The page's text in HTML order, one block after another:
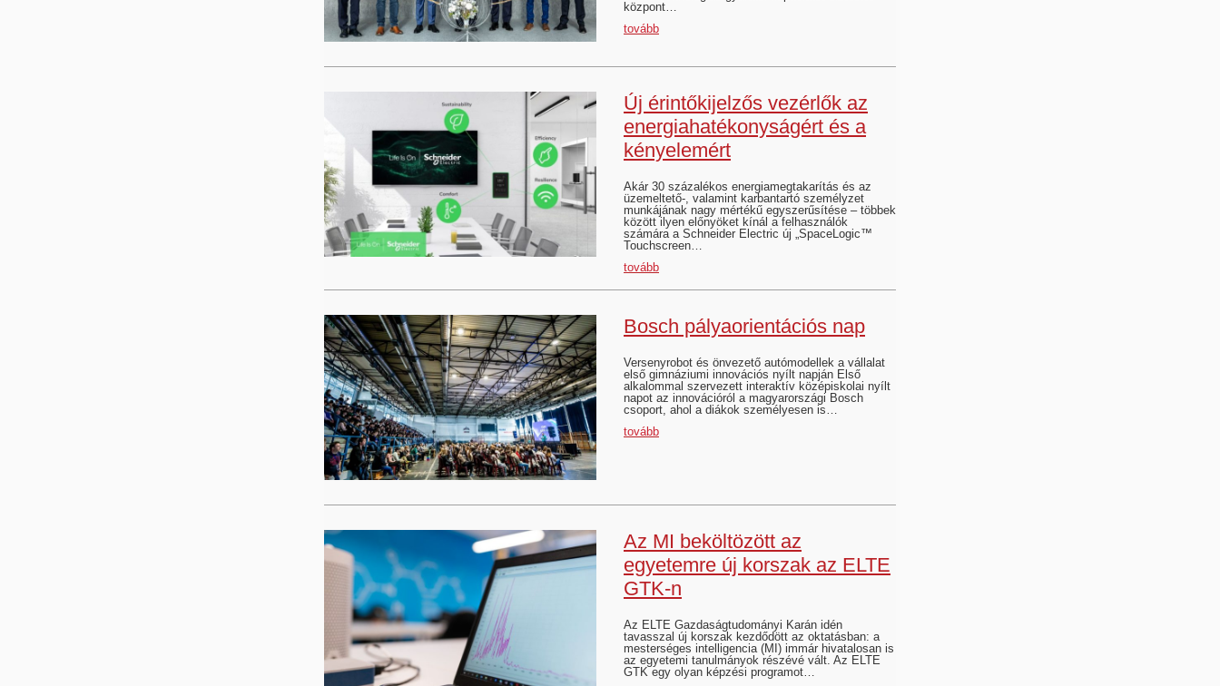
központ…
tovább
Új érintőkijelzős vezérlők az
energiahatékonyságért és a
kényelemért
Akár 30 százalékos energiamegtakarítás és az
üzemeltető-, valamint karbantartó személyzet
munkájának nagy mértékű egyszerűsítése – többek
között ilyen előnyöket kínál a felhasználók
számára a Schneider Electric új „SpaceLogic™
Touchscreen…
tovább
Bosch pályaorientációs nap
Versenyrobot és önvezető autómodellek a vállalat
első gimnáziumi innovációs nyílt napján Első
alkalommal szervezett interaktív középiskolai nyílt
napot az innovációról a magyarországi Bosch
csoport, ahol a diákok személyesen is…
tovább
Az MI beköltözött az
egyetemre új korszak az ELTE
GTK-n
Az ELTE Gazdaságtudományi Karán idén
tavasszal új korszak kezdődött az oktatásban: a
mesterséges intelligencia (MI) immár hivatalosan is
az egyetemi tanulmányok részévé vált. Az ELTE
GTK egy olyan képzési programot…